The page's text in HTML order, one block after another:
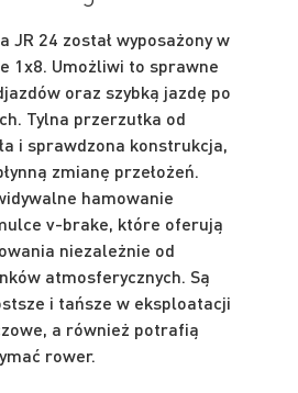
JR 24 został wyposażony w
1x8. Umożliwi to sprawne
oraz szybką jazdę po
Tylna przerzutka od
i sprawdzona konstrukcja,
zmianę przełożeń.
hamowanie
v-brake, które oferują
niezależnie od
atmosferycznych. Są
i tańsze w eksploatacji
a również potrafią
rower.